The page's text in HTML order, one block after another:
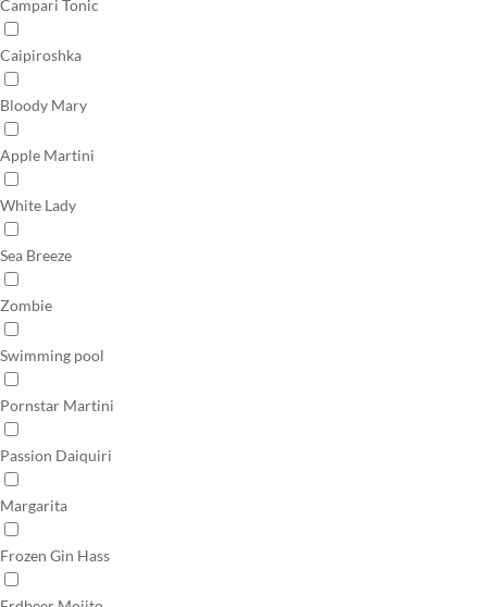
Campari Tonic
Caipiroshka
Bloody Mary
Apple Martini
White Lady
Sea Breeze
Zombie
Swimming pool
Pornstar Martini
Passion Daiquiri
Margarita
Frozen Gin Hass